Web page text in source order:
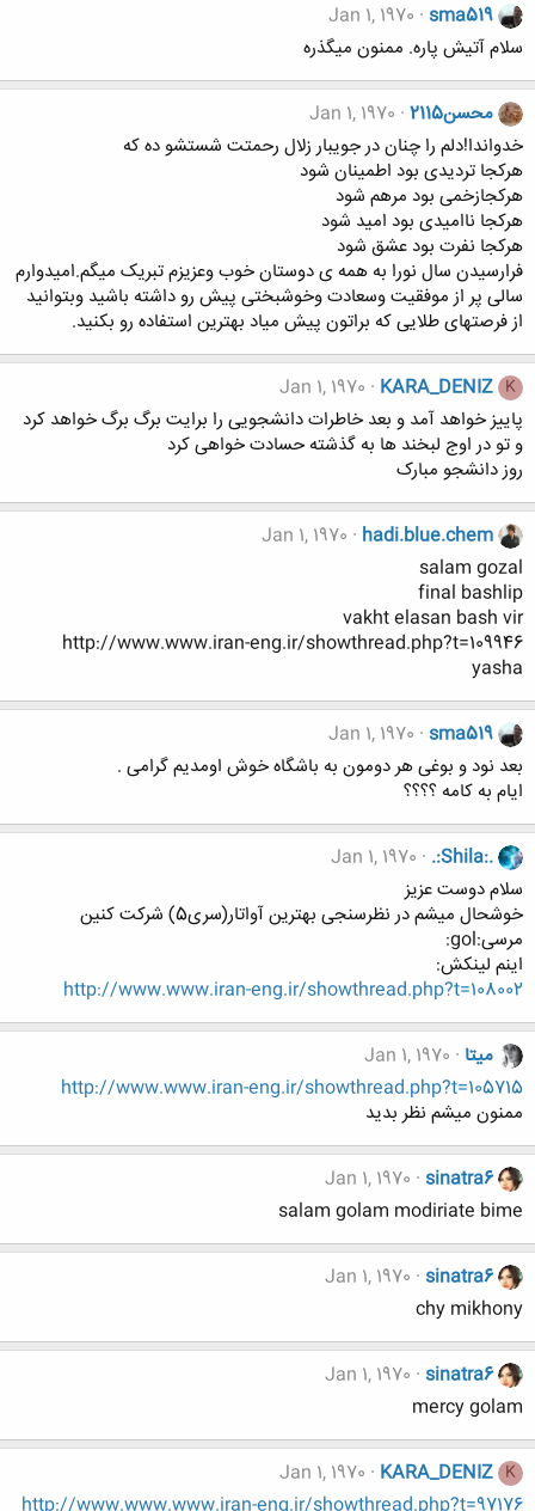
sma519
Jan 1, 1970
سلام آتیش پاره. ممنون میگذره
محسن2115
Jan 1, 1970
خدواندا!دلم را چنان در جویبار زلال رحمتت شستشو ده که
هرکجا تردیدی بود اطمینان شود
هرکجازخمی بود مرهم شود
هرکجا ناامیدی بود امید شود
هرکجا نفرت بود عشق شود
فرارسیدن سال نورا به همه ی دوستان خوب وعزیزم تبریک میگم.امیدوارم
سالی پر از موفقیت وسعادت وخوشبختی پیش رو داشته باشید وبتوانید
از فرصتهای طلایی که براتون پیش میاد بهترین استفاده رو بکنید.
K
KARA_DENIZ
Jan 1, 1970
پاییز خواهد آمد و بعد خاطرات دانشجویی را برایت برگ برگ خواهد کرد
و تو در اوج لبخند ها به گذشته حسادت خواهی کرد
روز دانشجو مبارک
hadi.blue.chem
Jan 1, 1970
salam gozal
final bashlip
vakht elasan bash vir
http://www.www.iran-eng.ir/showthread.php?t=109946
yasha
sma519
Jan 1, 1970
بعد نود و بوغی هر دومون به باشگاه خوش اومدیم گرامی .
ایام به کامه ؟؟؟؟
.:Shila:.
Jan 1, 1970
سلام دوست عزیز
خوشحال میشم در نظرسنجی بهترین آواتار(سری5) شرکت کنین
مرسی:gol:
اینم لینکش:
http://www.www.iran-eng.ir/showthread.php?t=108002
میتا Jan 1, 1970
http://www.www.iran-eng.ir/showthread.php?t=105715
ممنون میشم نظر بدید
sinatra6
Jan 1, 1970
salam golam modiriate bime
sinatra6
Jan 1, 1970
chy mikhony
sinatra6
Jan 1, 1970
mercy golam
K
KARA_DENIZ
Jan 1, 1970